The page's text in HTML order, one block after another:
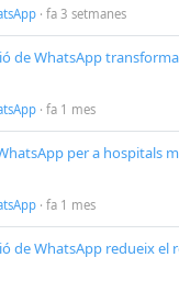
· fa 3 setmanes
de WhatsApp
· fa 1 mes
per a hospitals
· fa 1 mes
de WhatsApp redueix el